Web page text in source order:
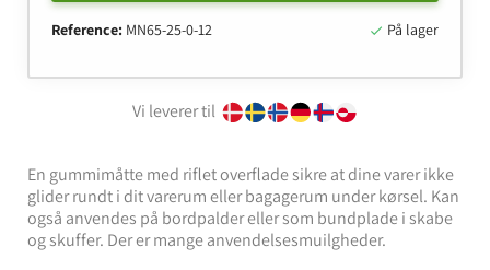
Reference: MN65-25-0-12  På lager
Vi leverer til
En gummimåtte med riflet overflade sikre at dine varer ikke
glider rundt i dit varerum eller bagagerum under kørsel. Kan
også anvendes på bordpalder eller som bundplade i skabe
og skuffer. Der er mange anvendelsesmuilgheder.